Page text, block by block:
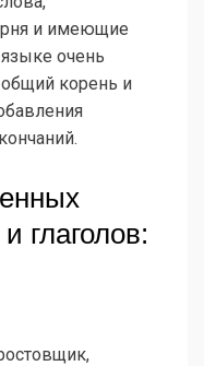
и имеющие
очень
корень и
глаголов: